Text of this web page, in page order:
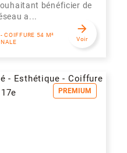
bénéficier de
a...
COIFFURE 54 M²
arrow_forward
Voir
PREMIUM